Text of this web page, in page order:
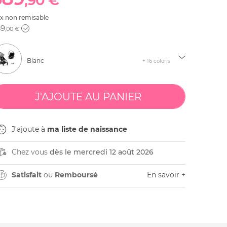
non remisable
,00 €
Blanc + 16 coloris
J'ajoute à ma liste de naissance
Chez vous dès le mercredi 12 août 2026
Satisfaitou Remboursé En savoir +